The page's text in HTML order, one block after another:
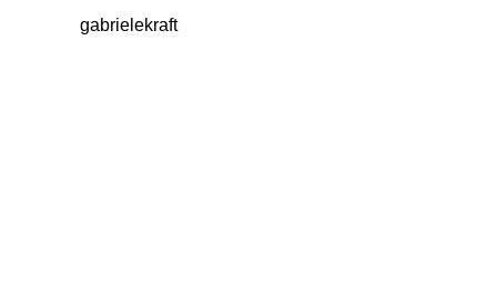
gabrielekraft